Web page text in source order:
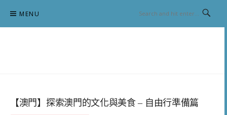
content
MENU
【澳門】探索澳門的文化與美食 – 自由行準備篇